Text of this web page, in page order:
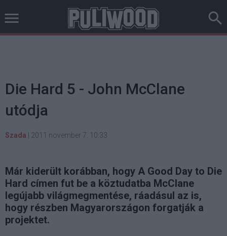
Die Hard 5 - John McClane
utódja
Szada 2011 november 7. 10:33
Már kiderült korábban, hogy A Good Day to Die
Hard címen fut be a köztudatba McClane
legújabb világmegmentése, ráadásul az is,
hogy részben Magyarországon forgatják a
projektet.